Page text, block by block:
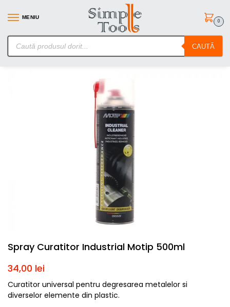
MENIU
CAUTĂ
0
SimpleTools.ro – Gasesti orice – Comanzi simplu
Prima pagină
Spray-uri tehnice Spray Curatitor Industrial Motip 500ml
Spray Curatitor Industrial Motip 500ml
34,00 lei
Curatitor universal pentru degresarea metalelor si
diverselor elemente din plastic.